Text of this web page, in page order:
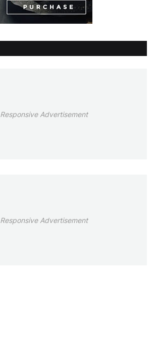
Responsive Advertisement
Responsive Advertisement